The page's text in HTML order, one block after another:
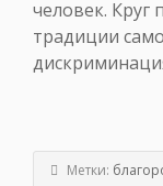
человек. Круг
традиции
Метки: